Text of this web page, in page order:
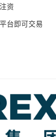
资
台即可交易